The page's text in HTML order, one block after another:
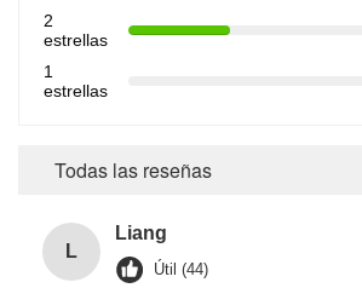
2
estrellas
1
estrellas
Todas las reseñas
L
Liang
Útil (44)